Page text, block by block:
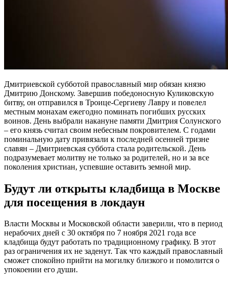
Дмитриевской субботой православный мир обязан князю
Дмитрию Донскому. Завершив победоносную Куликовскую
битву, он отправился в Троице-Сергиеву Лавру и повелел
местным монахам ежегодно поминать погибших русских
воинов. День выбрали накануне памяти Дмитрия Солунского
– его князь считал своим небесным покровителем. С годами
поминальную дату привязали к последней осенней тризне
славян – Дмитриевская суббота стала родительской. День
подразумевает молитву не только за родителей, но и за все
поколения христиан, успевшие оставить земной мир.
Будут ли открыты кладбища в Москве
для посещения в локдаун
Власти Москвы и Московской области заверили, что в период
нерабочих дней с 30 октября по 7 ноября 2021 года все
кладбища будут работать по традиционному графику. В этот
раз ограничения их не заденут. Так что каждый православный
сможет спокойно прийти на могилку близкого и помолится о
упокоении его души.